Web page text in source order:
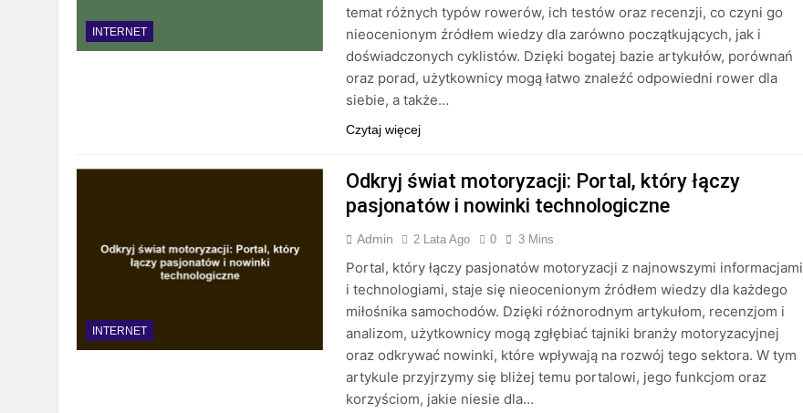
INTERNET
temat różnych typów rowerów, ich testów oraz recenzji, co czyni go
nieocenionym źródłem wiedzy dla zarówno początkujących, jak i
doświadczonych cyklistów. Dzięki bogatej bazie artykułów, porównań
oraz porad, użytkownicy mogą łatwo znaleźć odpowiedni rower dla
siebie, a także…
Czytaj więcej
INTERNET
Odkryj świat motoryzacji: Portal, który łączy
pasjonatów i nowinki technologiczne
Admin 2 Lata Ago 0 3 Mins
Portal, który łączy pasjonatów motoryzacji z najnowszymi informacjami
i technologiami, staje się nieocenionym źródłem wiedzy dla każdego
miłośnika samochodów. Dzięki różnorodnym artykułom, recenzjom i
analizom, użytkownicy mogą zgłębiać tajniki branży motoryzacyjnej
oraz odkrywać nowinki, które wpływają na rozwój tego sektora. W tym
artykule przyjrzymy się bliżej temu portalowi, jego funkcjom oraz
korzyściom, jakie niesie dla…